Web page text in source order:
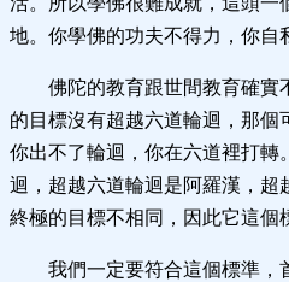
地。你學佛的功夫不得力，你自
佛陀的教育跟世間教育確實
的目標沒有超越六道輪迴，那個
你出不了輪迴，你在六道裡打轉
迴，超越六道輪迴是阿羅漢，超
終極的目標不相同，因此它這個
我們一定要符合這個標準，